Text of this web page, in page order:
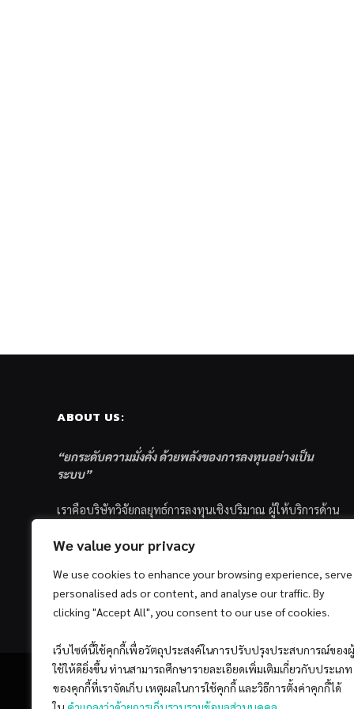
We value your privacy
We use cookies to enhance your browsing experience, serve
personalised ads or content, and analyse our traffic. By
clicking "Accept All", you consent to our use of cookies.
เว็บไซต์นี้ใช้คุกกี้เพื่อวัตถุประสงค์ในการปรับปรุงประสบการณ์ของผู้
ใช้ให้ดียิ่งขึ้น ท่านสามารถศึกษารายละเอียดเพิ่มเติมเกี่ยวกับประเภท
ของคุกกี้ที่เราจัดเก็บ เหตุผลในการใช้คุกกี้ และวิธีการตั้งค่าคุกกี้ได้
ABOUT US:
“ยกระดับความมั่งคั่ง ด้วยพลังของการลงทุนอย่างเป็น
ระบบ”
เราคือบริษัทวิจัยกลยุทธ์การลงทุนเชิงปริมาณ ผู้ให้บริการด้าน
ส่วนบุคคล ซึ่งมีเป้าหมายที่จะช่วยเหลือให้นักลงทุนไทย
ด้วยแนวคิดและกระบวนการลงทุนอย่างเป็นระบบแบบ
Quantitative & Systematic Investing